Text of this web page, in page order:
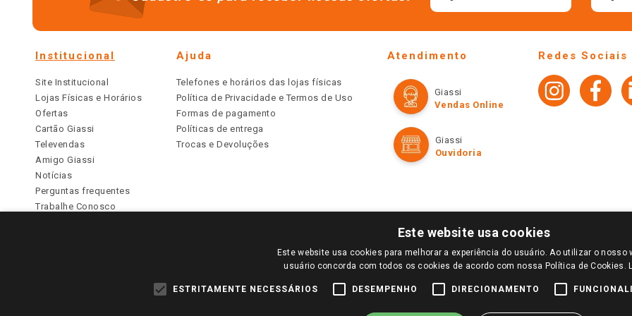
Institucional
Site Institucional
Lojas Físicas e Horários
Ofertas
Cartão Giassi
Televendas
Amigo Giassi
Notícias
Perguntas frequentes
Trabalhe Conosco
Ajuda
Telefones e horários das lojas físicas
Política de Privacidade e Termos de Uso
Formas de pagamento
Políticas de entrega
Trocas e Devoluções
Atendimento
Giassi
Vendas Online
Giassi
Ouvidoria
Redes Sociais
PARA VER OS PREÇOS DA SUA REGIÃO, FAÇA LOGIN E SELECIONE A LOJA DE SUA PREFERÊNCIA. SOMENTE APÓS O LOGIN, OS PREÇOS
TODOS OS PREÇOS E CONDIÇÕES COMERCIAIS DESTE SITE SÃO VÁLIDOS APENAS PARA COMPRAS REALIZADAS NO GIASSI.COM.BR E NA LOJA
DE BUSCAS.
Este website usa cookies
Este website usa cookies para melhorar a experiência do usuário. Ao utilizar o nosso
usuário concorda com todos os cookies de acordo com nossa Política de Cookies.
ESTRITAMENTE NECESSÁRIOS DESEMPENHO DIRECIONAMENTO